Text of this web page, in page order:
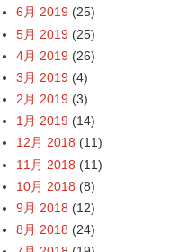
6月 2019 (25)
5月 2019 (25)
4月 2019 (26)
3月 2019 (4)
2月 2019 (3)
1月 2019 (14)
12月 2018 (11)
11月 2018 (11)
10月 2018 (8)
9月 2018 (12)
8月 2018 (24)